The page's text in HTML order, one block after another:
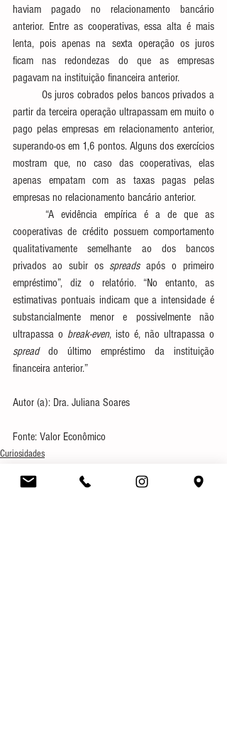
haviam pagado no relacionamento bancário
anterior. Entre as cooperativas, essa alta é mais
lenta, pois apenas na sexta operação os juros
ficam nas redondezas do que as empresas
pagavam na instituição financeira anterior.
partir da terceira operação ultrapassam em muito o
pago pelas empresas em relacionamento anterior,
superando-os em 1,6 pontos. Alguns dos exercícios
mostram que, no caso das cooperativas, elas
apenas empatam com as taxas pagas pelas
empresas no relacionamento bancário anterior.
cooperativas de crédito possuem comportamento
qualitativamente semelhante ao dos bancos
privados ao subir os spreads após o primeiro
empréstimo”, diz o relatório. “No entanto, as
estimativas pontuais indicam que a intensidade é
substancialmente menor e possivelmente não
ultrapassa o break-even
spread do último empréstimo da instituição
financeira anterior.”
Autor (a): Dra. Juliana Soares
Fonte: Valor Econômico
Curiosidades
Direito Bancário